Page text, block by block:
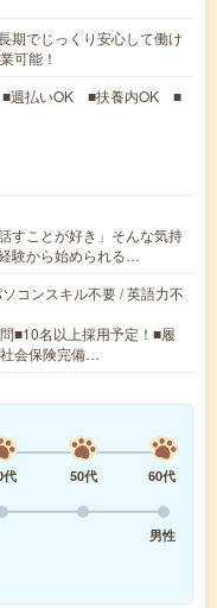
期でじっくり安心して働け
可能！
■週払いOK ■扶養内OK ■
すことが好き」そんな気持
験から始められる…
コンスキル不要 / 英語力不
■10名以上採用予定！■履
会保険完備…
代 50代
60代
男性